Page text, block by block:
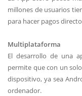
millones de usuarios
para hacer pagos
Multiplataforma
El desarrollo de una
permite que con un
dispositivo, ya sea
ordenador.